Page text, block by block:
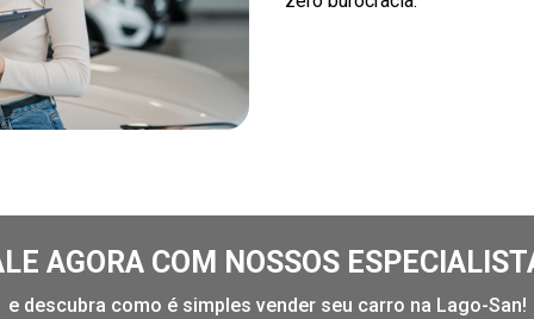
AGORA COM NOSSOS
e descubra como é simples vender seu carro na Lago-San!